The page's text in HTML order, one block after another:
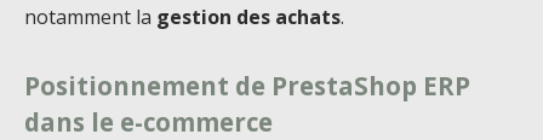
notamment la gestion des achats.
Positionnement de PrestaShop ERP
dans le e-commerce